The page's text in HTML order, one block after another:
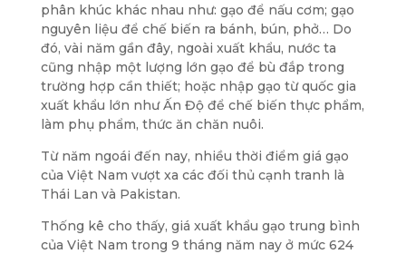
phân khúc khác nhau như: gạo để nấu cơm; gạo
nguyên liệu để chế biến ra bánh, bún, phở… Do
đó, vài năm gần đây, ngoài xuất khẩu, nước ta
cũng nhập một lượng lớn gạo để bù đắp trong
trường hợp cần thiết; hoặc nhập gạo từ quốc gia
xuất khẩu lớn như Ấn Độ để chế biến thực phẩm,
làm phụ phẩm, thức ăn chăn nuôi.
Từ năm ngoái đến nay, nhiều thời điểm giá gạo
của Việt Nam vượt xa các đối thủ cạnh tranh là
Thái Lan và Pakistan.
Thống kê cho thấy, giá xuất khẩu gạo trung bình
của Việt Nam trong 9 tháng năm nay ở mức 624